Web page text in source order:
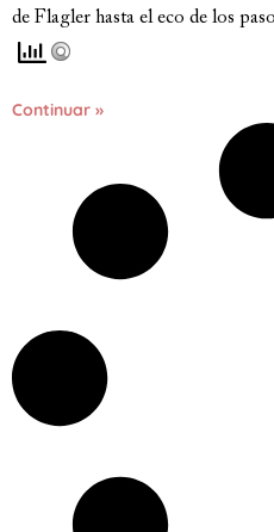
de Flagler hasta el eco de los
Continuar »